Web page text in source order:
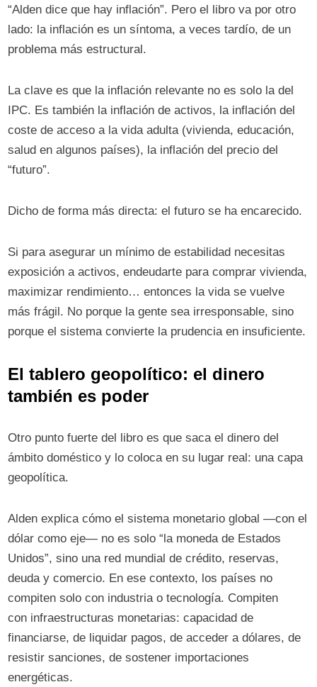
“Alden dice que hay inflación”. Pero el libro va por otro
lado: la inflación es un síntoma, a veces tardío, de un
problema más estructural.
La clave es que la inflación relevante no es solo la del
IPC. Es también la inflación de activos, la inflación del
coste de acceso a la vida adulta (vivienda, educación,
salud en algunos países), la inflación del precio del
“futuro”.
Dicho de forma más directa: el futuro se ha encarecido.
Si para asegurar un mínimo de estabilidad necesitas
exposición a activos, endeudarte para comprar vivienda,
maximizar rendimiento… entonces la vida se vuelve
más frágil. No porque la gente sea irresponsable, sino
porque el sistema convierte la prudencia en insuficiente.
El tablero geopolítico: el dinero
también es poder
Otro punto fuerte del libro es que saca el dinero del
ámbito doméstico y lo coloca en su lugar real: una capa
geopolítica.
Alden explica cómo el sistema monetario global —con el
dólar como eje— no es solo “la moneda de Estados
Unidos”, sino una red mundial de crédito, reservas,
deuda y comercio. En ese contexto, los países no
compiten solo con industria o tecnología. Compiten
con infraestructuras monetarias: capacidad de
financiarse, de liquidar pagos, de acceder a dólares, de
resistir sanciones, de sostener importaciones
energéticas.